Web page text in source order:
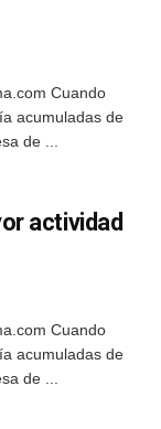
Cuando
acumuladas de
de ...
actividad
Cuando
acumuladas de
de ...